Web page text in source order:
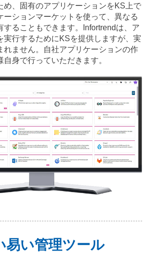
め、固有のアプリケーションをKS上で
ーションマーケットを使って、異なる
することもできます。Infortrendは、ア
実行するためにKSを提供しますが、実
れません。自社アプリケーションの作
自身で行っていただきます。
易い管理ツール